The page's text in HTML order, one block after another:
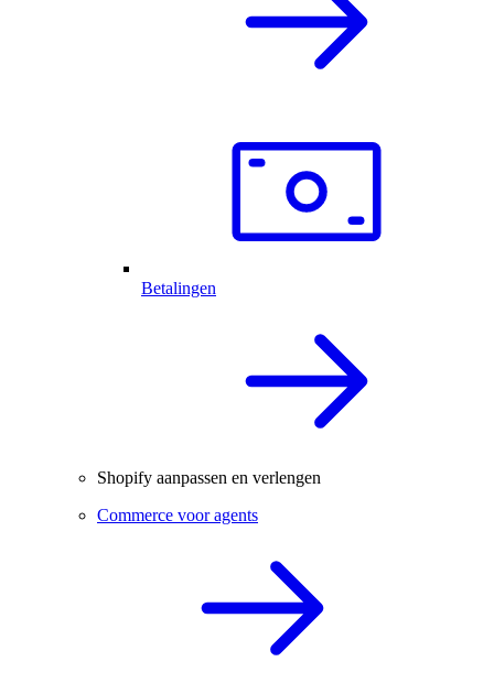
Betalingen
Shopify aanpassen en verlengen
Commerce voor agents